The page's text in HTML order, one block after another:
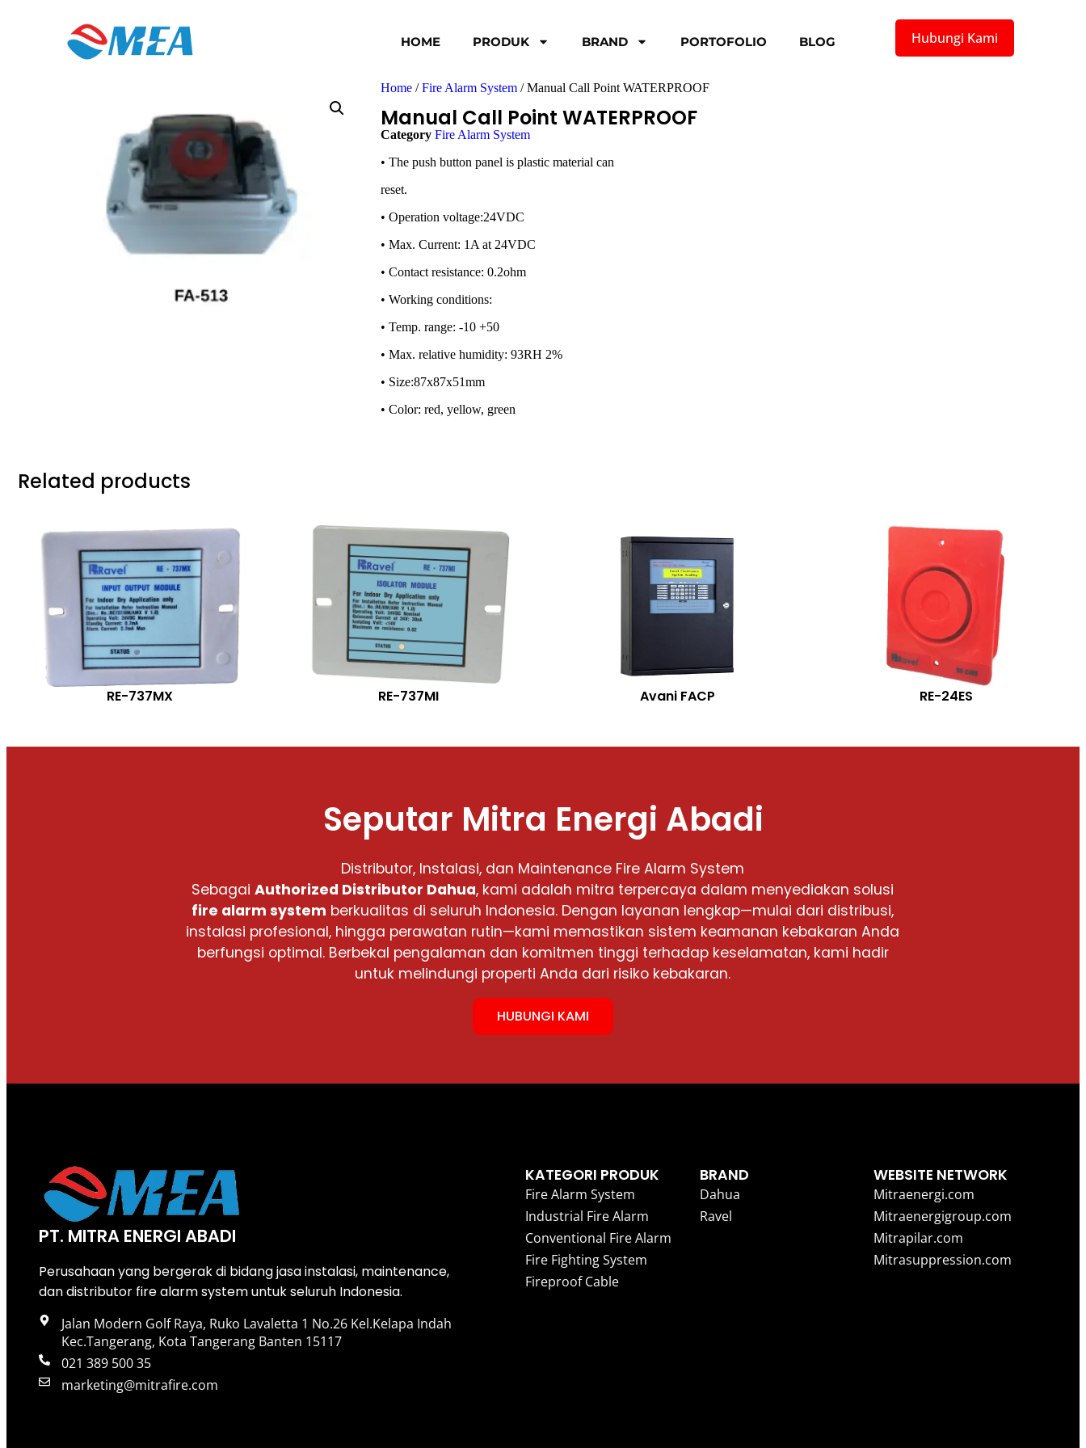
HOME PRODUK BRAND PORTOFOLIO BLOG Hubungi Kami
Home/Fire Alarm System/ Manual Call Point WATERPROOF
Manual Call Point WATERPROOF
Category Fire Alarm System
• The push button panel is plastic material can
reset.
• Operation voltage:24VDC
• Max. Current: 1A at 24VDC
• Contact resistance: 0.2ohm
• Working conditions:
• Temp. range: -10 +50
• Max. relative humidity: 93RH 2%
• Size:87x87x51mm
• Color: red, yellow, green
Related products
RE-737MX RE-737MI Avani FACP RE-24ES
Seputar Mitra Energi Abadi
Distributor, Instalasi, dan Maintenance Fire Alarm System
SebagaiAuthorized Distributor Dahua, kami adalah mitra terpercaya dalam menyediakan solusi
fire alarm system berkualitas di seluruh Indonesia. Dengan layanan lengkap—mulai dari distribusi,
instalasi profesional, hingga perawatan rutin—kami memastikan sistem keamanan kebakaran Anda
berfungsi optimal. Berbekal pengalaman dan komitmen tinggi terhadap keselamatan, kami hadir
untuk melindungi properti Anda dari risiko kebakaran.
HUBUNGI KAMI
PT. MITRA ENERGI ABADI
Perusahaan yang bergerak di bidang jasa instalasi, maintenance,
dan distributor fire alarm system untuk seluruh Indonesia.
Jalan Modern Golf Raya, Ruko Lavaletta 1 No.26 Kel.Kelapa Indah
Kec.Tangerang, Kota Tangerang Banten 15117
021 389 500 35
marketing@mitrafire.com
KATEGORI PRODUK
Fire Alarm System
Industrial Fire Alarm
Conventional Fire Alarm
Fire Fighting System
Fireproof Cable
BRAND
Dahua
Ravel
WEBSITE NETWORK
Mitraenergi.com
Mitraenergigroup.com
Mitrapilar.com
Mitrasuppression.com